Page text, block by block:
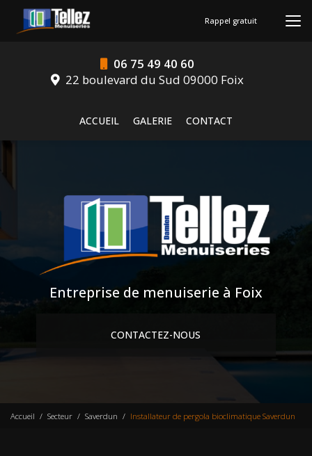
contenu
06 75 49 40 60
22 boulevard du Sud 09000 Foix
ACCUEIL
GALERIE CONTACT
Rappel gratuit
Entreprise de menuiserie à Foix
CONTACTEZ-NOUS
Accueil Secteur Saverdun Installateur de pergola bioclimatique Saverdun